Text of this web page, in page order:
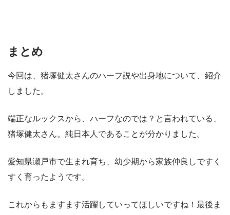
まとめ
今回は、猪塚健太さんのハーフ説や出身地について、紹介
しました。
端正なルックスから、ハーフなのでは？と言われている、
猪塚健太さん。純日本人であることが分かりました。
愛知県瀬戸市で生まれ育ち、幼少期から家族仲良しですく
すく育ったようです。
これからもますます活躍していってほしいですね！最後ま